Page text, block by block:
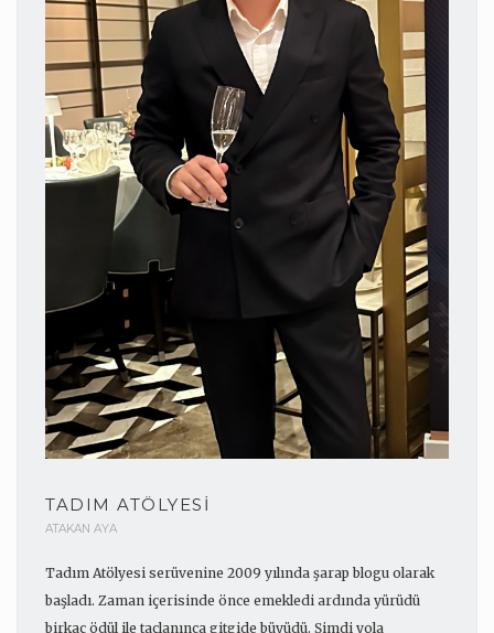
TADIM ATÖLYESI
ATAKAN AYA
Tadım Atölyesi serüvenine 2009 yılında şarap blogu olarak
başladı. Zaman içerisinde önce emekledi ardında yürüdü
birkaç ödül ile taçlanınca gitgide büyüdü. Şimdi yola